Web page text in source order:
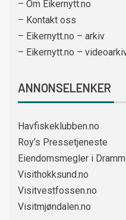
– Om Eikernytt.no
– Kontakt oss
– Eikernytt.no – arkiv
– Eikernytt.no –
ANNONSELENKER
Havfiskeklubben.no
Roy’s Pressetjeneste
Eiendomsmegler i
Visithokksund.no
Visitvestfossen.no
Visitmjøndalen.no